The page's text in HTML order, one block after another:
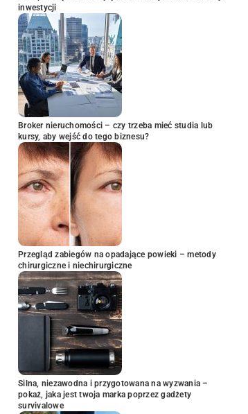
inwestycji
Broker nieruchomości – czy trzeba mieć studia lub
kursy, aby wejść do tego biznesu?
Przegląd zabiegów na opadające powieki – metody
chirurgiczne i niechirurgiczne
Silna, niezawodna i przygotowana na wyzwania –
pokaż, jaka jest twoja marka poprzez gadżety
survivalowe